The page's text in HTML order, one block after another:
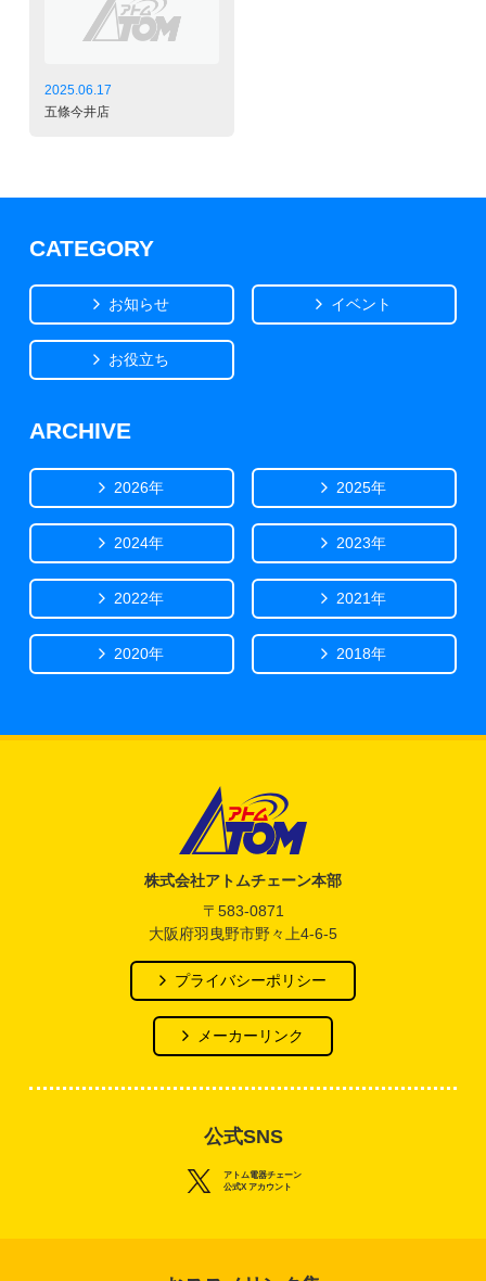
2025.06.17
五條今井店
CATEGORY
お知らせ イベント
お役立ち
ARCHIVE
2026年 2025年
2024年 2023年
2022年 2021年
2020年 2018年
株式会社アトムチェーン本部
〒583-0871
大阪府羽曳野市野々上4-6-5
プライバシーポリシー
メーカーリンク
公式SNS
アトム電器チェーン
公式X アカウント